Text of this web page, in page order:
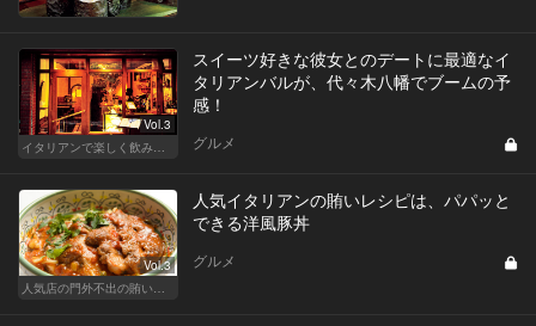
Vol.3
イタリアンで楽しく飲み会！東京の人気店へ
スイーツ好きな彼女とのデートに最適なイ
タリアンバルが、代々木八幡でブームの予
感！
グルメ
Vol.3
人気店の門外不出の賄いレシピ
人気イタリアンの賄いレシピは、パパッと
できる洋風豚丼
グルメ